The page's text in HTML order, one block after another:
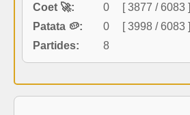
Coet 🚀:
0
[ 3877 / 6083 ]
Patata 🥔:
0
[ 3998 / 6083 ]
Partides:
8